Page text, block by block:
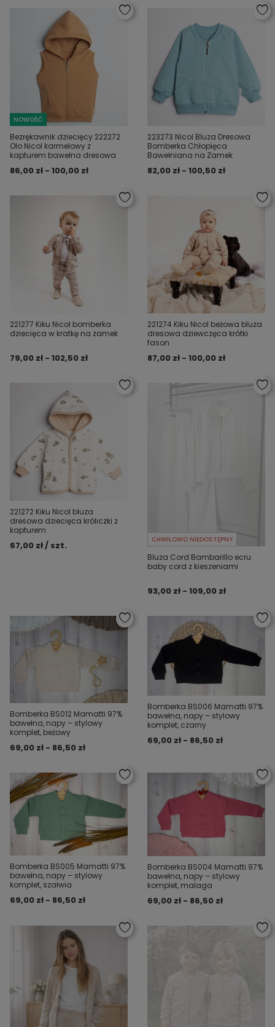
NOWOŚĆ
Bezrękawnik dziecięcy 222272
Olo Nicol karmelowy z
kapturem bawełna dresowa
86,00 zł - 100,00 zł
223273 Nicol Bluza Dresowa
Bomberka Chłopięca
Bawełniana na Zamek
82,00 zł - 100,50 zł
221277 Kiku Nicol bomberka
dziecięca w kratkę na zamek
79,00 zł - 102,50 zł
221274 Kiku Nicol beżowa bluza
dresowa dziewczęca krótki
fason
87,00 zł - 100,00 zł
221272 Kiku Nicol bluza
dresowa dziecięca króliczki z
kapturem
67,00 zł / szt.
CHWILOWO NIEDOSTĘPNY
Bluza Cord Bambarillo ecru
baby cord z kieszeniami
93,00 zł - 109,00 zł
Bomberka BS012 Mamatti 97%
bawełna, napy – stylowy
komplet, beżowy
69,00 zł - 86,50 zł
Bomberka BS006 Mamatti 97%
bawełna, napy – stylowy
komplet, czarny
69,00 zł - 86,50 zł
Bomberka BS005 Mamatti 97%
bawełna, napy – stylowy
komplet, szałwia
69,00 zł - 86,50 zł
Bomberka BS004 Mamatti 97%
bawełna, napy – stylowy
komplet, malaga
69,00 zł - 86,50 zł